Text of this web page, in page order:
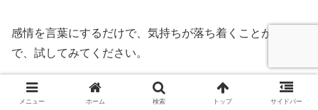
感情を言葉にするだけで、気持ちが落ち着くことが多いの
で、試してみてください。
マインドフルネスの力で気分をリセット
メニュー ホーム 検索 トップ サイドバー